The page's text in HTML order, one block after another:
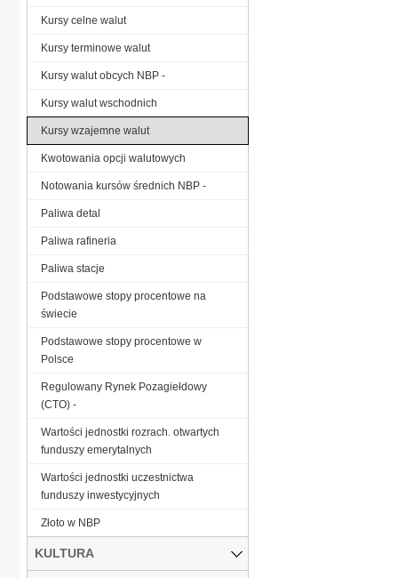
Kursy celne walut
Kursy terminowe walut
Kursy walut obcych NBP -
Kursy walut wschodnich
Kursy wzajemne walut
Kwotowania opcji walutowych
Notowania kursów średnich NBP -
Paliwa detal
Paliwa rafineria
Paliwa stacje
Podstawowe stopy procentowe na
świecie
Podstawowe stopy procentowe w
Polsce
Regulowany Rynek Pozagiełdowy
(CTO) -
Wartości jednostki rozrach. otwartych
funduszy emerytalnych
Wartości jednostki uczestnictwa
funduszy inwestycyjnych
Złoto w NBP
KULTURA